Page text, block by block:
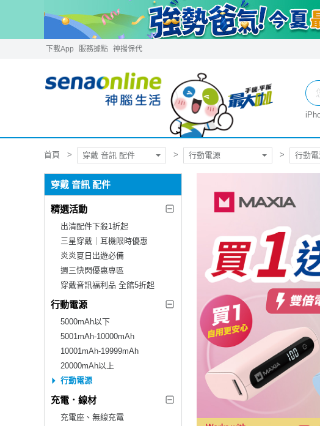
下載App 服務據點 神揚保代
首頁 穿戴 音訊 配件 行動電源 行動
穿戴 音訊 配件
精選活動
出清配件下殺1折起
三星穿戴｜耳機限時優惠
炎炎夏日出遊必備
週三快閃優惠專區
穿戴音訊福利品 全館5折起
行動電源
5000mAh以下
5001mAh-10000mAh
10001mAh-19999mAh
20000mAh以上
行動電源
充電．線材
充電座、無線充電